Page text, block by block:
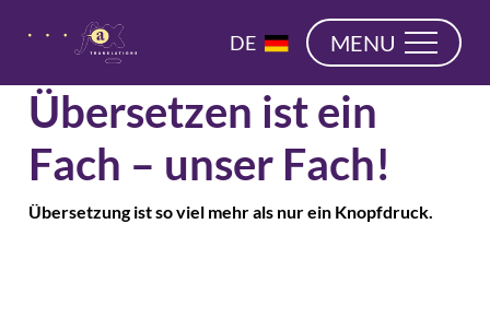
DE
NL
MENU
Übersetzen ist ein
Fach – unser Fach!
Übersetzung ist so viel mehr als nur ein Knopfdruck.